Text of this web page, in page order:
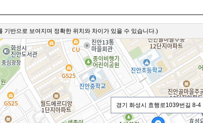
기반으로 보여지며 정확한 위치와 차이가 있을 수 있습니다.)
경기 화성시 효행로1039번길 8-4